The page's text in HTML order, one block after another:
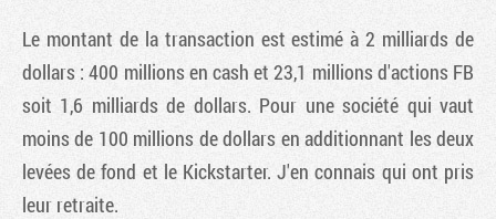
Le montant de la transaction est estimé à 2 milliards de
dollars : 400 millions en cash et 23,1 millions d'actions FB
soit 1,6 milliards de dollars. Pour une société qui vaut
moins de 100 millions de dollars en additionnant les deux
levées de fond et le Kickstarter. J'en connais qui ont pris
leur retraite.